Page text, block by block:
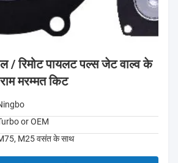
/ रिमोट पायलट पल्स जेट वाल्व के
मरम्मत किट
or OEM
M25 वसंत के साथ